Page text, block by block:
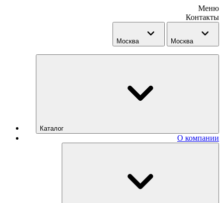
Меню
Контакты
Москва Москва
Каталог
О компании